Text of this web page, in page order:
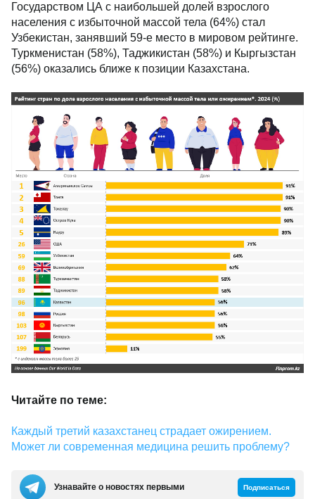
Государством ЦА с наибольшей долей взрослого
населения с избыточной массой тела (64%) стал
Узбекистан, занявший 59-е место в мировом рейтинге.
Туркменистан (58%), Таджикистан (58%) и Кыргызстан
(56%) оказались ближе к позиции Казахстана.
Читайте по теме:
Каждый третий казахстанец страдает ожирением.
Может ли современная медицина решить проблему?
Узнавайте о новостях первыми Подписаться